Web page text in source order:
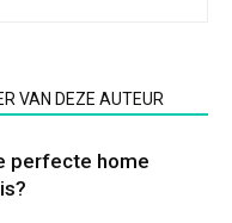
VAN DEZE AUTEUR
perfecte home